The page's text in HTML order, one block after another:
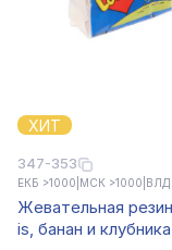
ХИТ
347-353
ЕКБ >1000 МСК >1000 ВЛД
Жевательная
is, банан и